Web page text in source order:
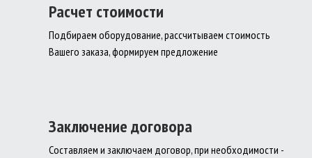
Расчет стоимости
Подбираем оборудование, рассчитываем стоимость
Вашего заказа, формируем предложение
Заключение договора
Составляем и заключаем договор, при необходимости -